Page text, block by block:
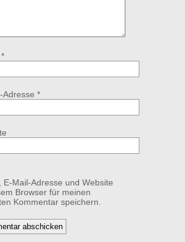
*
Adresse *
E-Mail-Adresse und Website
Browser für meinen
Kommentar speichern.